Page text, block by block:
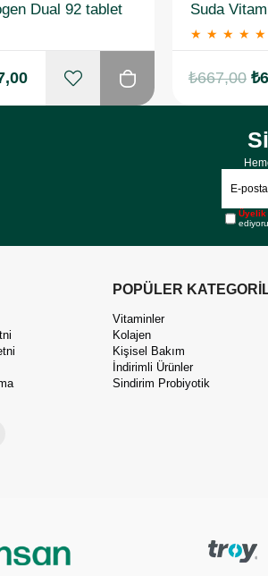
Dual 92 tablet Suda
★ ★ ★ ★ ★
₺667,00
Üyelik
POPÜLER
Vitaminler
Kolajen
Kişisel Bakım
İndirimli Ürünler
Sindirim Probiyotik